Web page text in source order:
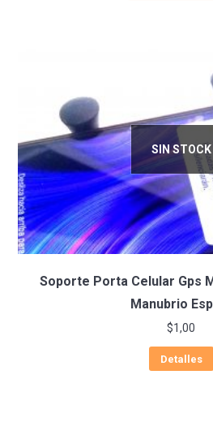
SIN STOCK
Soporte Porta Celular Gps
Manubrio
$1,00
Detalles